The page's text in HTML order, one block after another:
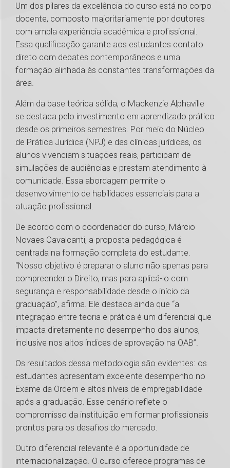
Um dos pilares da excelência do curso está no corpo
docente, composto majoritariamente por doutores
com ampla experiência acadêmica e profissional.
Essa qualificação garante aos estudantes contato
direto com debates contemporâneos e uma
formação alinhada às constantes transformações da
área.
Além da base teórica sólida, o Mackenzie Alphaville
se destaca pelo investimento em aprendizado prático
desde os primeiros semestres. Por meio do Núcleo
de Prática Jurídica (NPJ) e das clínicas jurídicas, os
alunos vivenciam situações reais, participam de
simulações de audiências e prestam atendimento à
comunidade. Essa abordagem permite o
desenvolvimento de habilidades essenciais para a
atuação profissional.
De acordo com o coordenador do curso, Márcio
Novaes Cavalcanti, a proposta pedagógica é
centrada na formação completa do estudante.
“Nosso objetivo é preparar o aluno não apenas para
compreender o Direito, mas para aplicá-lo com
segurança e responsabilidade desde o início da
graduação”, afirma. Ele destaca ainda que “a
integração entre teoria e prática é um diferencial que
impacta diretamente no desempenho dos alunos,
inclusive nos altos índices de aprovação na OAB”.
Os resultados dessa metodologia são evidentes: os
estudantes apresentam excelente desempenho no
Exame da Ordem e altos níveis de empregabilidade
após a graduação. Esse cenário reflete o
compromisso da instituição em formar profissionais
prontos para os desafios do mercado.
Outro diferencial relevante é a oportunidade de
internacionalização. O curso oferece programas de